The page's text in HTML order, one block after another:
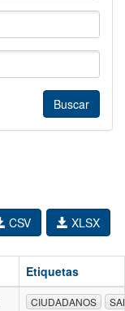
XLSX
CSV
Etiquetas
CIUDADANOS